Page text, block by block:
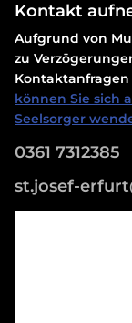
Kontakt
Aufgrund von
zu
können Sie sich
Seelsorger
0361 7312385
st.josef-